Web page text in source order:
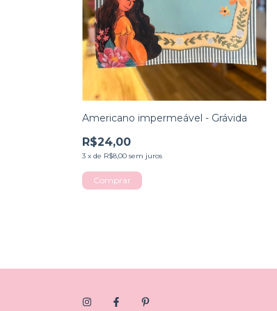
Americano impermeável - Grávida
R$24,00
3 x de R$8,00 sem juros